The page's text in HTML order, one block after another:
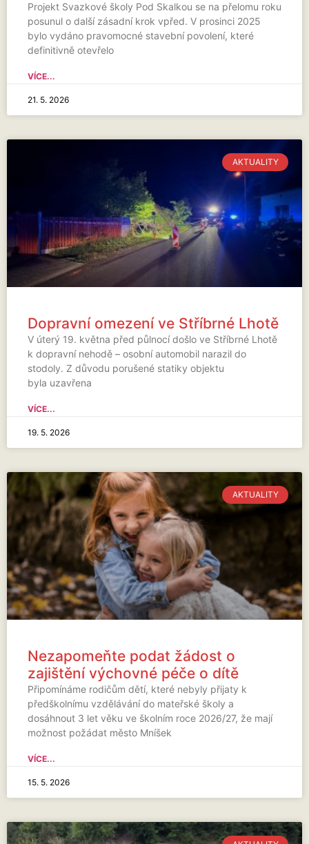
Projekt Svazkové školy Pod Skalkou se na přelomu roku
posunul o další zásadní krok vpřed. V prosinci 2025
bylo vydáno pravomocné stavební povolení, které
definitivně otevřelo
VÍCE...
21. 5. 2026
AKTUALITY
Dopravní omezení ve Stříbrné Lhotě
V úterý 19. května před půlnocí došlo ve Stříbrné Lhotě
k dopravní nehodě – osobní automobil narazil do
stodoly. Z důvodu porušené statiky objektu
byla uzavřena
VÍCE...
19. 5. 2026
AKTUALITY
Nezapomeňte podat žádost o
zajištění výchovné péče o dítě
Připomínáme rodičům dětí, které nebyly přijaty k
předškolnímu vzdělávání do mateřské školy a
dosáhnout 3 let věku ve školním roce 2026/27, že mají
možnost požádat město Mníšek
VÍCE...
15. 5. 2026